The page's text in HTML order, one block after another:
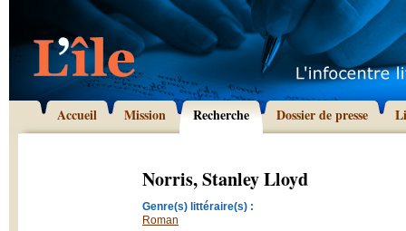
Accueil Mission Recherche Dossier de presse
Norris, Stanley Lloyd
Genre(s) littéraire(s) :
Roman